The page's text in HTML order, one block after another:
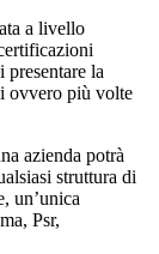
a livello
la
ovvero più volte
azienda potrà
struttura di
un’unica
Psr,